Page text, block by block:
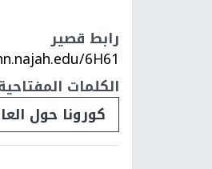
رابط قصير
6H61/
الكلمات
كورونا حول